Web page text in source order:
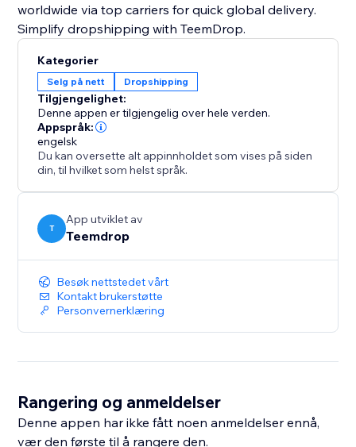
worldwide via top carriers for quick global delivery.
Simplify dropshipping with TeemDrop.
Kategorier
Selg på nett Dropshipping
Tilgjengelighet:
Denne appen er tilgjengelig over hele verden.
Appspråk:
engelsk
Du kan oversette alt appinnholdet som vises på siden
din, til hvilket som helst språk.
T
App utviklet av
Teemdrop
Besøk nettstedet vårt
Kontakt brukerstøtte
Personvernerklæring
Rangering og anmeldelser
Denne appen har ikke fått noen anmeldelser ennå,
vær den første til å rangere den.